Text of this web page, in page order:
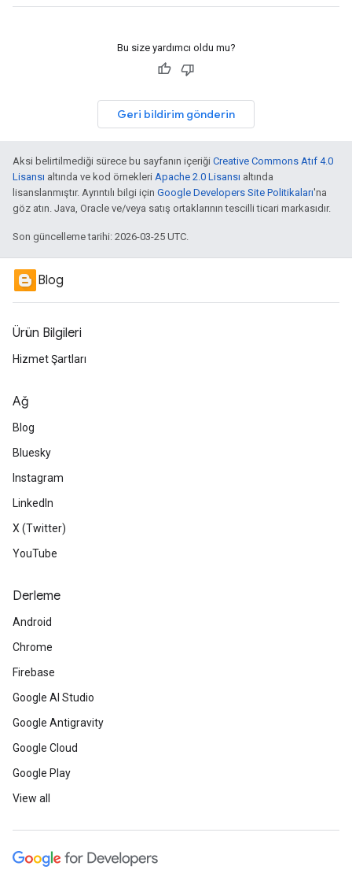
Bu size yardımcı oldu mu?
Geri bildirim gönderin
Aksi belirtilmediği sürece bu sayfanın içeriği Creative Commons Atıf 4.0
Lisansı altında ve kod örnekleri Apache 2.0 Lisansı altında
lisanslanmıştır. Ayrıntılı bilgi için Google Developers Site Politikaları'na
göz atın. Java, Oracle ve/veya satış ortaklarının tescilli ticari markasıdır.
Son güncelleme tarihi: 2026-03-25 UTC.
Blog
Ürün Bilgileri
Hizmet Şartları
Ağ
Blog
Bluesky
Instagram
LinkedIn
X (Twitter)
YouTube
Derleme
Android
Chrome
Firebase
Google AI Studio
Google Antigravity
Google Cloud
Google Play
View all